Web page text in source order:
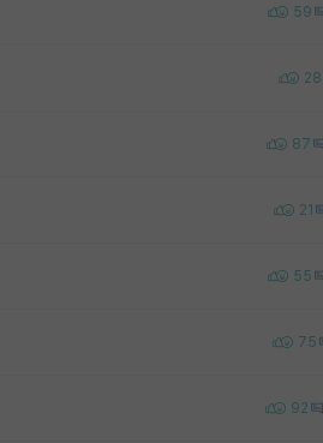
59
28
87
21
55
75
92